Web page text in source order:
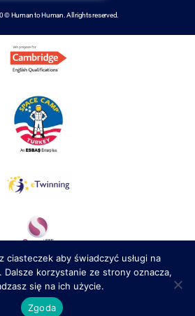
© Human to Human. All rights reserved.
ciasteczek aby świadczyć usługi na
Dalsze korzystanie ze strony oznacza,
się na ich użycie.
Zgoda